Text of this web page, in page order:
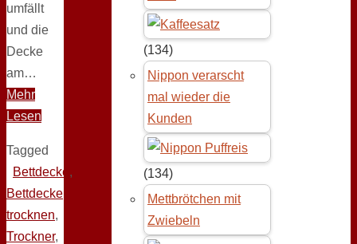
umfällt
und die
Decke
am…
Mehr
Lesen
Tagged
Bettdecke ,
Bettdecke
trocknen,
Trockner,
(134)
Nippon verarscht
mal wieder die
Kunden
(134)
Mettbrötchen mit
Zwiebeln